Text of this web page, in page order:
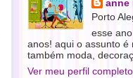
anne
Porto
esse
anos! aqui o assunto é
também moda,
Ver meu perfil completo